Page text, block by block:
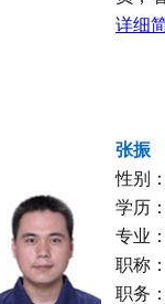
详细
张振
性别
学历
专业
职称
职务